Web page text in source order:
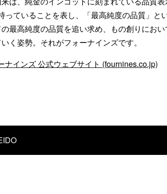
っていることを表し、「最高純度の品質」と
最高純度の品質を追い求め、もの創りにお
く姿勢。それがフォーナインズです。
ナインズ 公式ウェブサイト (fournines.co.jp)